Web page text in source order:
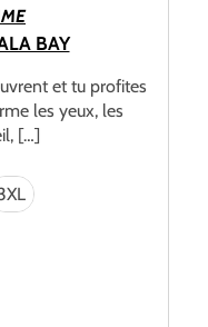
BAY
et tu profites
les yeux, les
[…]